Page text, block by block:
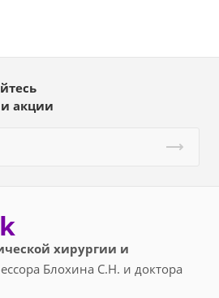
акции
хирургии и
Блохина С.Н. и доктора